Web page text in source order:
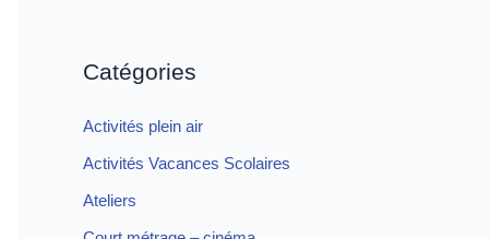
Catégories
Activités plein air
Activités Vacances Scolaires
Ateliers